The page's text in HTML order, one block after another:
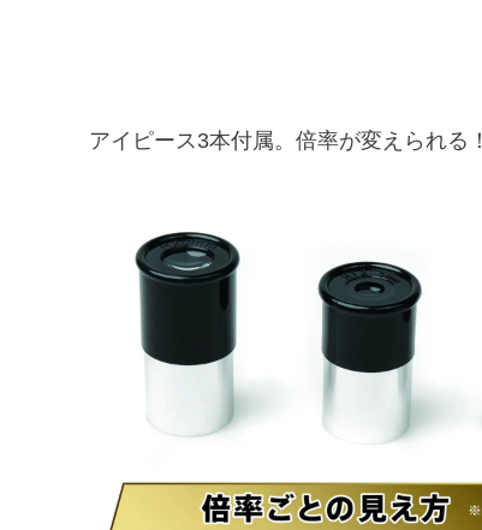
アイピース3本付属。倍率が変えられる！